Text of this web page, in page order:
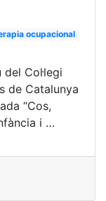
ocupacional
Col·legi
de Catalunya
“Cos,
i …